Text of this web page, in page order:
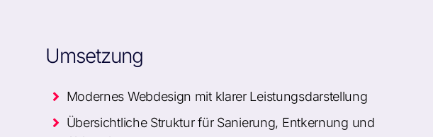
Umsetzung
Modernes Webdesign mit klarer Leistungsdarstellung
Übersichtliche Struktur für Sanierung, Entkernung und